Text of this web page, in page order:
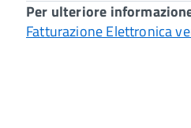
Per ulteriore
Fatturazione Elettronica